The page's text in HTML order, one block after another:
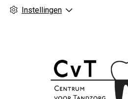
Instellingen